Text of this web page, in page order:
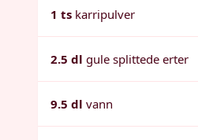
1 ts karripulver
2.5 dl gule splittede erter
9.5 dl vann